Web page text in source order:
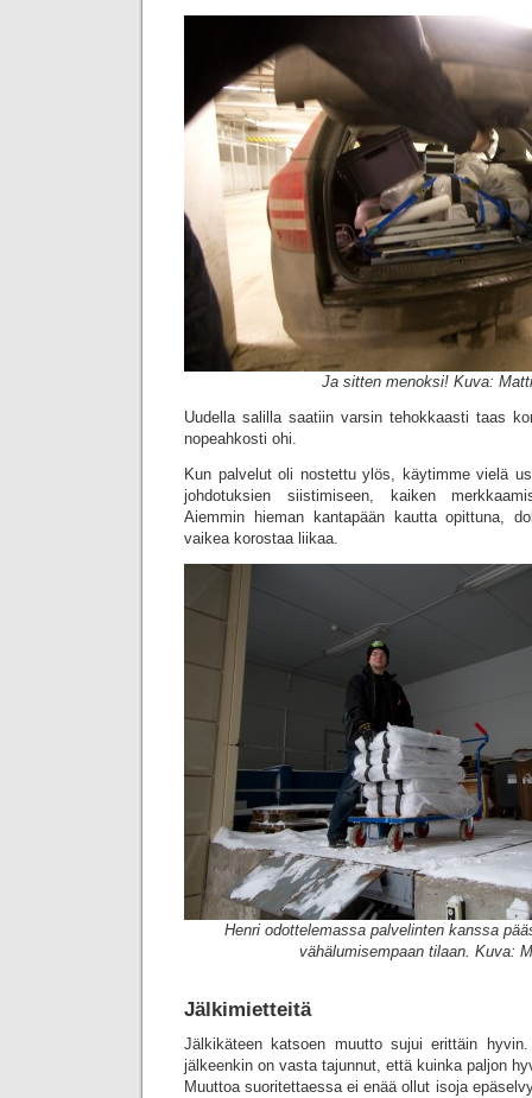
Ja sitten menoksi! Kuva:
Uudella salilla saatiin varsin tehokkaasti taas
nopeahkosti ohi.
Kun palvelut oli nostettu ylös, käytimme vielä
johdotuksien siistimiseen, kaiken
Aiemmin hieman kantapään kautta opittuna,
vaikea korostaa liikaa.
Henri odottelemassa palvelinten kanssa
vähälumisempaan tilaan. Kuva:
Jälkimietteitä
Jälkikäteen katsoen muutto sujui erittäin
jälkeenkin on vasta tajunnut, että kuinka paljon
Muuttoa suoritettaessa ei enää ollut isoja